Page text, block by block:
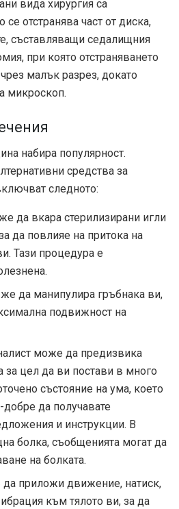
вида хирургия са
отстранява част от диска,
съставляващи седалищния
при която отстраняването
малък разрез, докато
микроскоп.
набира популярност.
средства за
следното:
да вкара стерилизирани игли
да повлияе на притока на
Тази процедура е
да манипулира гръбнака ви,
подвижност на
може да предизвика
за цел да ви постави в много
състояние на ума, което
да получавате
и инструкции. В
болка, съобщенията могат да
на болката.
приложи движение, натиск,
към тялото ви, за да